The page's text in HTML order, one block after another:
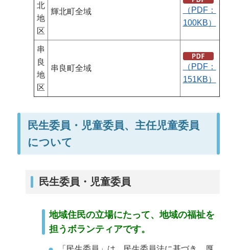
北
地
区
輝北町全域
（PDF：
100KB）
串
良
地
区
串良町全域
（PDF：
151KB）
民生委員・児童委員、主任児童委員
について
民生委員・児童委員
地域住民の立場にたって、地域の福祉を
担うボランティアです。